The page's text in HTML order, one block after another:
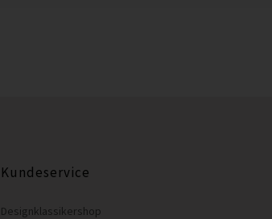
Kundeservice
Designklassikershop